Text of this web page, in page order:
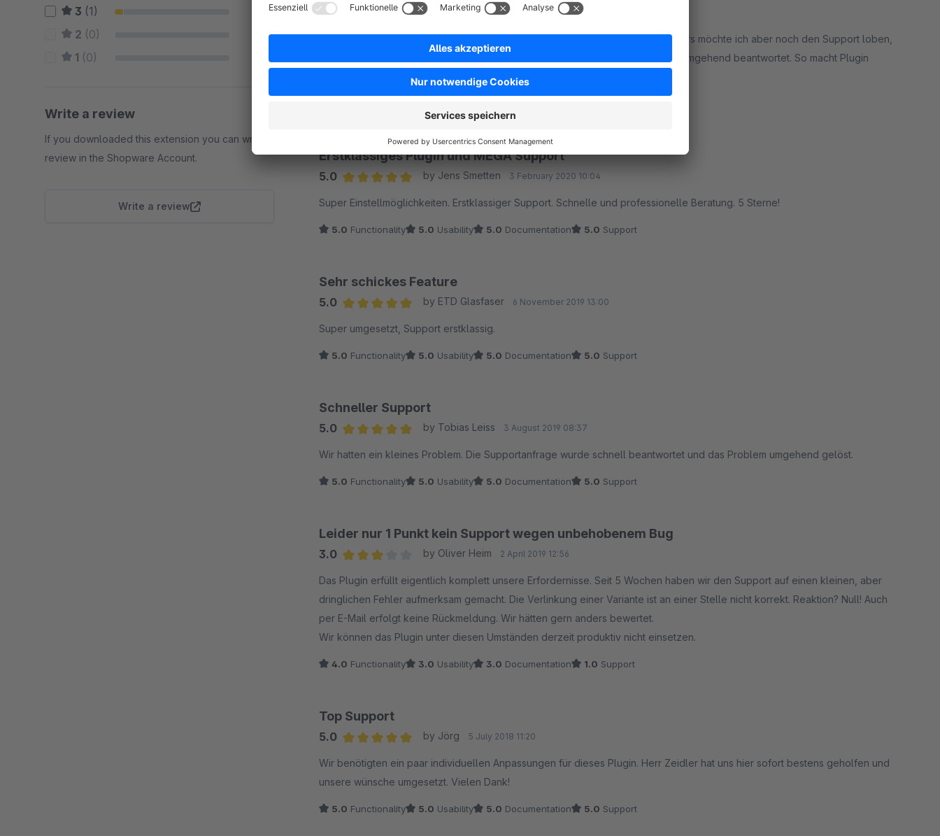
3 (1) 7 %
2 (0) 0 %
1 (0) 0 %
Write a review
If you downloaded this extension you can write a
review in the Shopware Account.
Write a review
5.0
Average rating of 5 out of 5 stars
by Anton von WIRDUZEN 25 May 2021 10:42
Plugin ist sehr einfach in der Bedienung und macht genau was es soll. Besonders möchte ich aber noch den Support loben,
hatten ein Problem (welches nicht mal mit dem Plugin zu tun hatte) und wurde umgehend beantwortet. So macht Plugin
Erstklassiges Plugin und MEGA Support
5.0
by Jens Smetten 3 February 2020 10:04
Super Einstellmöglichkeiten. Erstklassiger Support. Schnelle und professionelle Beratung. 5 Sterne!
5.0 Functionality 5.0 Usability 5.0 Documentation 5.0 Support
Sehr schickes Feature
5.0
by ETD Glasfaser 6 November 2019 13:00
Super umgesetzt, Support erstklassig.
5.0 Functionality 5.0 Usability 5.0 Documentation 5.0 Support
Schneller Support
5.0
by Tobias Leiss 3 August 2019 08:37
Wir hatten ein kleines Problem. Die Supportanfrage wurde schnell beantwortet und das Problem umgehend gelöst.
5.0 Functionality 5.0 Usability 5.0 Documentation 5.0 Support
Leider nur 1 Punkt kein Support wegen unbehobenem Bug
3.0
by Oliver Heim 2 April 2019 12:56
Das Plugin erfüllt eigentlich komplett unsere Erfordernisse. Seit 5 Wochen haben wir den Support auf einen kleinen, aber
dringlichen Fehler aufmerksam gemacht. Die Verlinkung einer Variante ist an einer Stelle nicht korrekt. Reaktion? Null! Auch
per E-Mail erfolgt keine Rückmeldung. Wir hätten gern anders bewertet.
Wir können das Plugin unter diesen Umständen derzeit produktiv nicht einsetzen.
4.0 Functionality 3.0 Usability 3.0 Documentation 1.0 Support
Top Support
5.0
by Jörg 5 July 2018 11:20
Wir benötigten ein paar individuellen Anpassungen für dieses Plugin. Herr Zeidler hat uns hier sofort bestens geholfen und
unsere wünsche umgesetzt. Vielen Dank!
5.0 Functionality 5.0 Usability 5.0 Documentation 5.0 Support